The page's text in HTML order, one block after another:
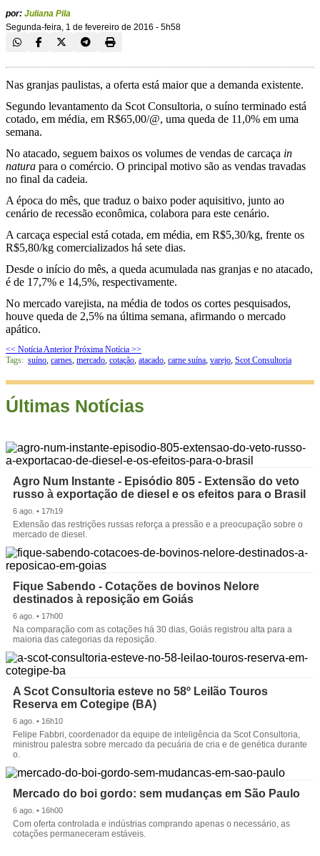
por: Juliana Pila
Segunda-feira, 1 de fevereiro de 2016 - 5h58
Nas granjas paulistas, a oferta está maior que a demanda existente.
Segundo levantamento da Scot Consultoria, o suíno terminado está
cotado, em média, em R$65,00/@, uma queda de 11,0% em uma
semana.
No atacado, seguem baixos os volumes de vendas de carcaça in
natura para o comércio. O principal motivo são as vendas travadas
no final da cadeia.
A época do mês, que traduz o baixo poder aquisitivo, junto ao
cenário de recessão econômica, colabora para este cenário.
A carcaça especial está cotada, em média, em R$5,30/kg, frente os
R$5,80/kg comercializados há sete dias.
Desde o início do mês, a queda acumulada nas granjas e no atacado,
é de 17,7% e 14,5%, respectivamente.
No mercado varejista, na média de todos os cortes pesquisados,
houve queda de 2,5% na última semana, afirmando o mercado
apático.
<< Notícia Anterior Próxima Notícia >>
Tags: suíno, carnes, mercado, cotação, atacado, carne suína, varejo, Scot Consultoria
Últimas Notícias
Agro Num Instante - Episódio 805 - Extensão do veto
russo à exportação de diesel e os efeitos para o Brasil
6 ago. • 17h19
Extensão das restrições russas reforça a pressão e a preocupação sobre o
mercado de diesel.
Fique Sabendo - Cotações de bovinos Nelore
destinados à reposição em Goiás
6 ago. • 17h00
Na comparação com as cotações há 30 dias, Goiás registrou alta para a
maioria das categorias da reposição.
A Scot Consultoria esteve no 58º Leilão Touros
Reserva em Cotegipe (BA)
6 ago. • 16h10
Felipe Fabbri, coordenador da equipe de inteligência da Scot Consultoria,
ministrou palestra sobre mercado da pecuária de cria e de genética durante
o.
Mercado do boi gordo: sem mudanças em São Paulo
6 ago. • 16h00
Com oferta controlada e indústrias comprando apenas o necessário, as
cotações permaneceram estáveis.